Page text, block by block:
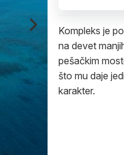
Kompleks je
na devet
pešačkim
što mu daje
karakter.